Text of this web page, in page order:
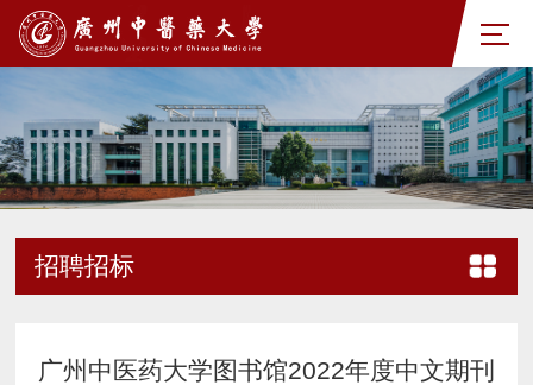
招聘招标
广州中医药大学图书馆2022年度中文期刊